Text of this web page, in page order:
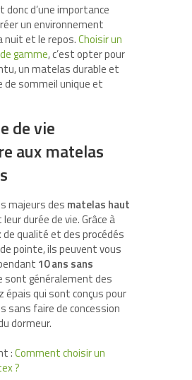
d’une importance
un environnement
nuit et le repos.Choisir un
gamme, c’est opter pour
un matelas durable et
de sommeil unique et
de vie
aux matelas
majeurs des matelas haut
durée de vie. Grâce à
qualité et des procédés
pointe, ils peuvent vous
10 ans sans
sont généralement des
qui sont conçus pour
faire de concession
dormeur.
:Comment choisir un
?